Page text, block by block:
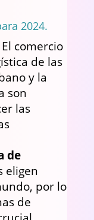
2024.
comercio
de las
y la
son
las
de
eligen
por lo
de